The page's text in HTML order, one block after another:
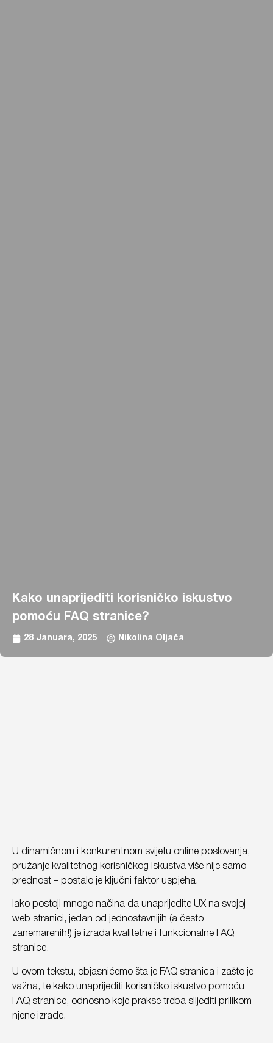
Kako unaprijediti korisničko iskustvo
pomoću FAQ stranice?
28 Januara, 2025 Nikolina Oljača
U dinamičnom i konkurentnom svijetu online poslovanja,
pružanje kvalitetnog korisničkog iskustva više nije samo
prednost – postalo je ključni faktor uspjeha.
Iako postoji mnogo načina da unaprijedite UX na svojoj
web stranici, jedan od jednostavnijih (a često
zanemarenih!) je izrada kvalitetne i funkcionalne FAQ
stranice.
U ovom tekstu, objasnićemo šta je FAQ stranica i zašto je
važna, te kako unaprijediti korisničko iskustvo pomoću
FAQ stranice, odnosno koje prakse treba slijediti prilikom
njene izrade.